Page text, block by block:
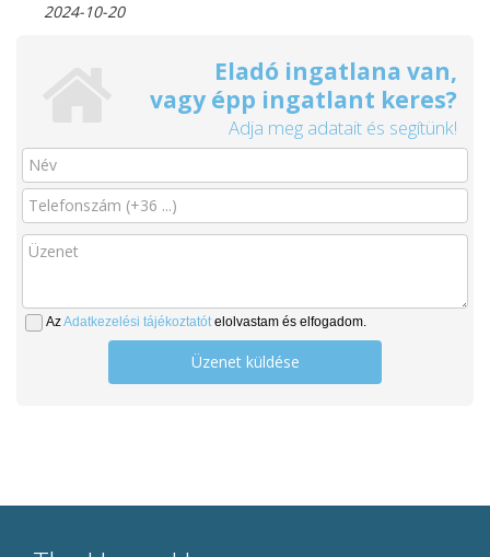
2024-10-20
Eladó ingatlana van,
vagy épp ingatlant keres?
Adja meg adatait és segítünk!
AzAdatkezelési tájékoztatótelolvastam és elfogadom.
Üzenet küldése